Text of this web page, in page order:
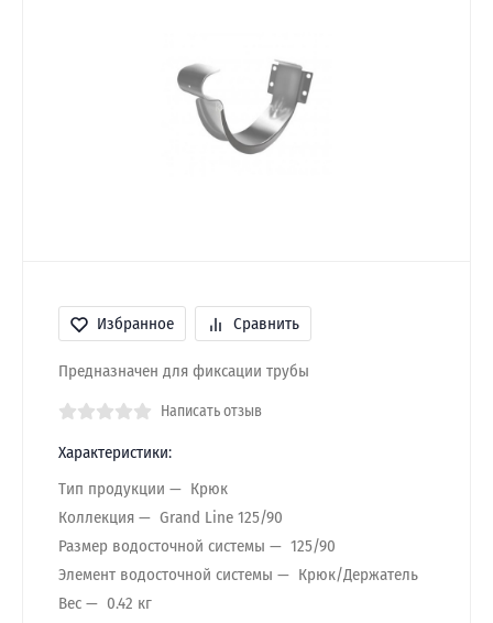
Избранное Сравнить
Предназначен для фиксации трубы
Написать отзыв
Характеристики:
Тип продукции
Крюк
Коллекция
Grand Line 125/90
Размер водосточной системы
125/90
Элемент водосточной системы
Крюк/Держатель
Вес
0.42 кг